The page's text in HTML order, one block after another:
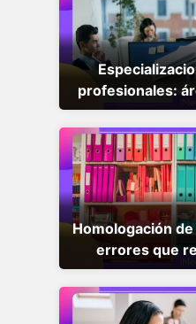
profesionales:
Homologación
errores que